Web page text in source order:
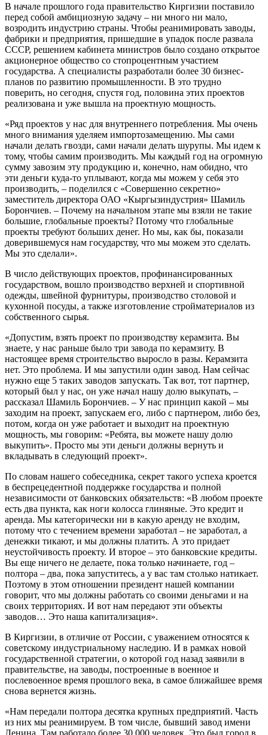
В начале прошлого года правительство Киргизии поставило
перед собой амбициозную задачу – ни много ни мало,
возродить индустрию страны. Чтобы реанимировать заводы,
фабрики и предприятия, пришедшие в упадок после развала
СССР, решением кабинета министров было создано открытое
акционерное общество со стопроцентным участием
государства. А специалисты разработали более 30 бизнес-
планов по развитию промышленности. В это трудно
поверить, но сегодня, спустя год, половина этих проектов
реализована и уже вышла на проектную мощность.
«Ряд проектов у нас для внутреннего потребления. Мы очень
много внимания уделяем импортозамещению. Мы сами
начали делать гвозди, сами начали делать шурупы. Мы идем к
тому, чтобы самим производить. Мы каждый год на огромную
сумму завозим эту продукцию и, конечно, нам обидно, что
эти деньги куда-то уплывают, когда мы можем у себя это
производить, – поделился с «Совершенно секретно»
заместитель директора ОАО «Кыргызиндустрия» Шамиль
Борончиев. – Почему на начальном этапе мы взяли не такие
большие, глобальные проекты? Потому что глобальные
проекты требуют больших денег. Но мы, как бы, показали
доверившемуся нам государству, что мы можем это сделать.
Мы это сделали».
В число действующих проектов, профинансированных
государством, вошло производство верхней и спортивной
одежды, швейной фурнитуры, производство столовой и
кухонной посуды, а также изготовление стройматериалов из
собственного сырья.
«Допустим, взять проект по производству керамзита. Вы
знаете, у нас раньше было три завода по керамзиту. В
настоящее время строительство выросло в разы. Керамзита
нет. Это проблема. И мы запустили один завод. Нам сейчас
нужно еще 5 таких заводов запускать. Так вот, тот партнер,
который был у нас, он уже начал нашу долю выкупать, –
рассказал Шамиль Борончиев. – У нас принцип какой – мы
заходим на проект, запускаем его, либо с партнером, либо без,
потом, когда он уже работает и выходит на проектную
мощность, мы говорим: «Ребята, вы можете нашу долю
выкупить». Просто мы эти деньги должны вернуть и
вкладывать в следующий проект».
По словам нашего собеседника, секрет такого успеха кроется
в беспрецедентной поддержке государства и полной
независимости от банковских обязательств: «В любом проекте
есть два пункта, как ноги колосса глиняные. Это кредит и
аренда. Мы категорически ни в какую аренду не входим,
потому что с течением времени заработал – не заработал, а
денежки тикают, и мы должны платить. А это придает
неустойчивость проекту. И второе – это банковские кредиты.
Вы еще ничего не делаете, пока только начинаете, год –
полтора – два, пока запуститесь, а у вас там столько натикает.
Поэтому в этом отношении президент нашей компании
говорит, что мы должны работать со своими деньгами и на
своих территориях. И вот нам передают эти объекты
заводов… Это наша капитализация».
В Киргизии, в отличие от России, с уважением относятся к
советскому индустриальному наследию. И в рамках новой
государственной стратегии, о которой год назад заявили в
правительстве, на заводы, построенные в военное и
послевоенное время прошлого века, в самое ближайшее время
снова вернется жизнь.
«Нам передали полтора десятка крупных предприятий. Часть
из них мы реанимируем. В том числе, бывший завод имени
Ленина. Там работало более 30 000 человек. Это был город в